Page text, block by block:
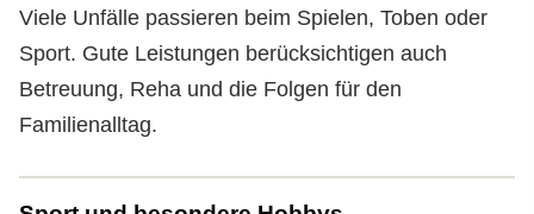
Viele Unfälle passieren beim Spielen, Toben oder
Sport. Gute Leistungen berücksichtigen auch
Betreuung, Reha und die Folgen für den
Familienalltag.